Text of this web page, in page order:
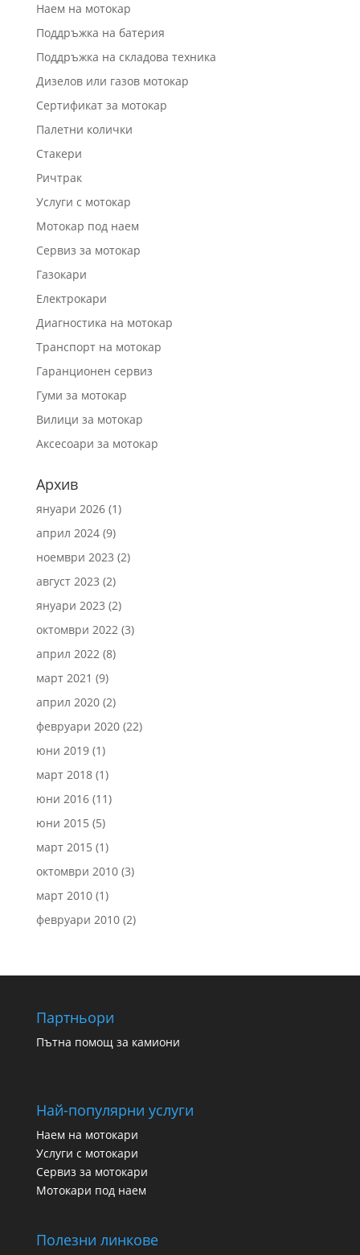
Наем на мотокар
Поддръжка на батерия
Поддръжка на складова техника
Дизелов или газов мотокар
Сертификат за мотокар
Палетни колички
Стакери
Ричтрак
Услуги с мотокар
Мотокар под наем
Сервиз за мотокар
Газокари
Електрокари
Диагностика на мотокар
Транспорт на мотокар
Гаранционен сервиз
Гуми за мотокар
Вилици за мотокар
Аксесоари за мотокар
Архив
януари 2026(1)
април 2024(9)
ноември 2023 (2)
август 2023 (2)
януари 2023 (2)
октомври 2022(3)
април 2022(8)
март 2021 (9)
април 2020(2)
февруари 2020(22)
юни 2019(1)
март 2018(1)
юни 2016(11)
юни 2015 (5)
март 2015 (1)
октомври 2010(3)
март 2010(1)
февруари 2010(2)
Партньори
Пътна помощ за камиони
Най-популярни услуги
Наем на мотокари
Услуги с мотокари
Сервиз за мотокари
Мотокари под наем
Полезни линкове